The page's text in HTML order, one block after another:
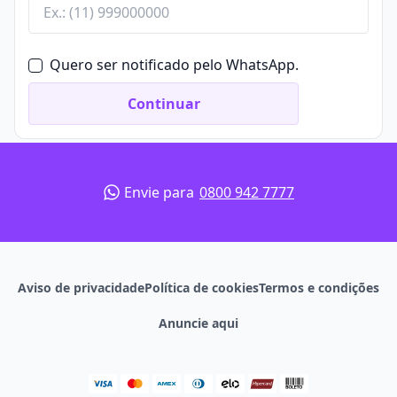
Vocacional da Quero Bolsa
Quero ser notificado pelo WhatsApp.
Continuar
Envie para 0800 942 7777
Aviso de privacidadePolítica de cookiesTermos e condições
Anuncie aqui